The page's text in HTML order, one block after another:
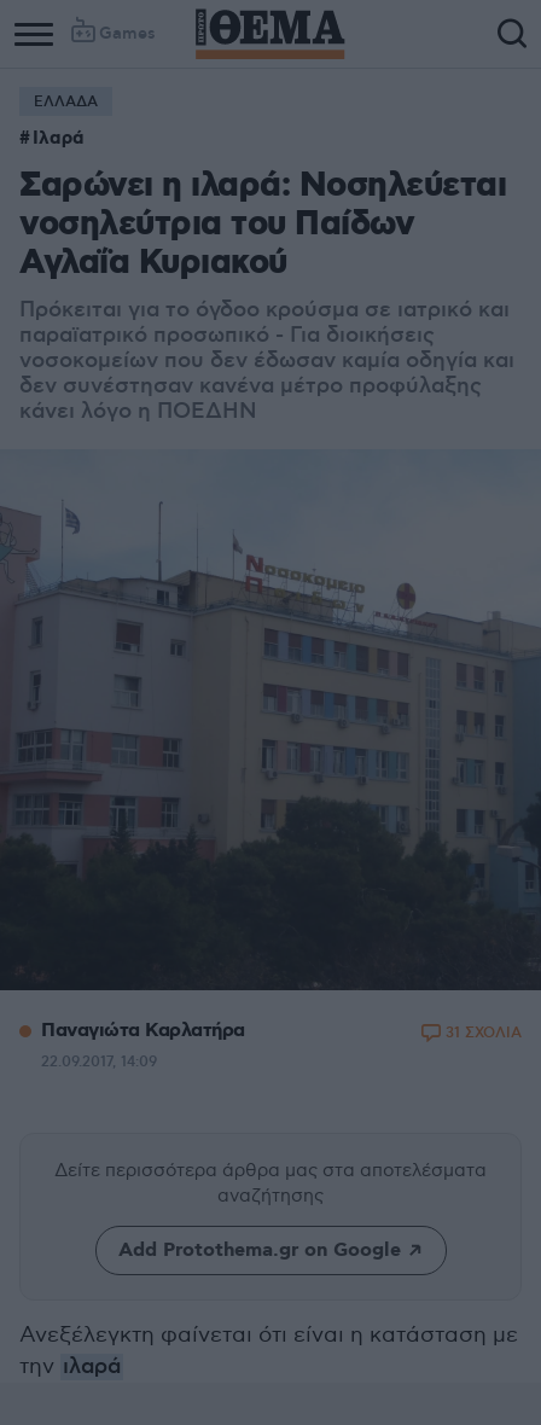
Games
ΕΛΛΑΔΑ
Ιλαρά
Σαρώνει η ιλαρά: Νοσηλεύεται
νοσηλεύτρια του Παίδων
Αγλαΐα Κυριακού
Πρόκειται για το όγδοο κρούσμα σε ιατρικό και
παραϊατρικό προσωπικό - Για διοικήσεις
νοσοκομείων που δεν έδωσαν καμία οδηγία και
δεν συνέστησαν κανένα μέτρο προφύλαξης
κάνει λόγο η ΠΟΕΔΗΝ
Παναγιώτα Καρλατήρα
22.09.2017, 14:09
31 ΣΧΟΛΙΑ
Δείτε περισσότερα άρθρα μας στα αποτελέσματα
αναζήτησης
Add Protothema.gr on Google
Ανεξέλεγκτη φαίνεται ότι είναι η κατάσταση με
την ιλαρά